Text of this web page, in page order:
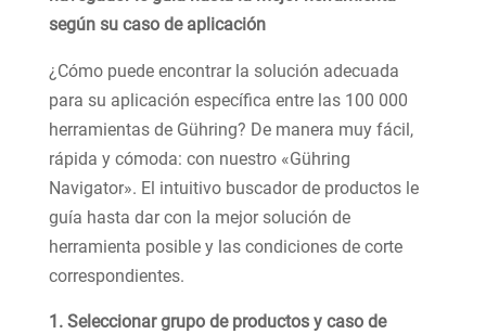
según su caso de aplicación
¿Cómo puede encontrar la solución adecuada
para su aplicación específica entre las 100 000
herramientas de Gühring? De manera muy fácil,
rápida y cómoda: con nuestro «Gühring
Navigator». El intuitivo buscador de productos le
guía hasta dar con la mejor solución de
herramienta posible y las condiciones de corte
correspondientes.
Seleccionar grupo de productos y caso de